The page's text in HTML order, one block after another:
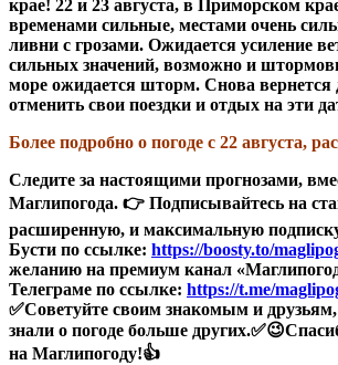
крае! 22 и 23 августа, в Приморском
временами сильные, местами очень
ливни с грозами. Ожидается усиление
сильных значений, возможно и
море ожидается шторм. Снова вернется
отменить свои поездки и отдых на эти
Более подробно о погоде с 22 августа,
Следите за настоящими прогнозами,
Маглипогода. 👉 Подписывайтесь на
расширенную, и максимальную
Бусти по ссылке: https://boosty.to/
желанию на премиум канал
Телеграме по ссылке: https://t.me/
✅Советуйте своим знакомым и
знали о погоде больше
на Маглипогоду!👍